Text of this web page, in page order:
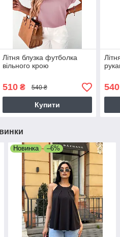
Літня блузка футболка
вільного крою
510₴ 540 ₴
Купити
540
Новинка –6%